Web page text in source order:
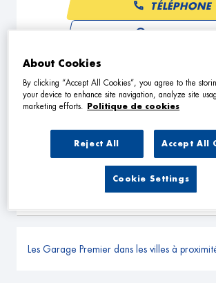
TÉLÉPHONE
2 E.M.A BESSAN
Rue de la Tramontane
TÉLÉPHONE
VOIR PLUS
Les Garage Premier dans les villes à
About Cookies
By clicking “Accept All Cookies”, you agree to the
your device to enhance site navigation, analyze site
marketing efforts.
Politique de cookies
Reject All Accept All
Cookie Settings